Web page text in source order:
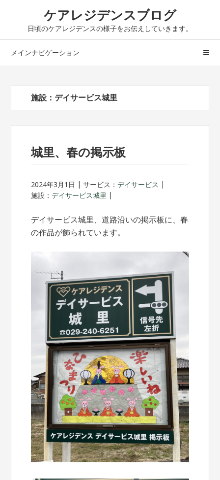
シ
ツ
ケアレジデンスブログ
日頃のケアレジデンスの様子をお伝えしていきます。
メインナビゲーション
施設：デイサービス城里
城里、春の掲示板
2024年3月1日 サービス：デイサービス
施設：デイサービス城里
デイサービス城里、道路沿いの掲示板に、春
の作品が飾られています。